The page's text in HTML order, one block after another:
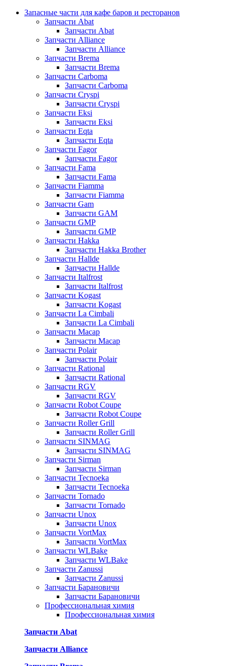
Запасные части для кафе баров и ресторанов
Запчасти Abat
Запчасти Abat
Запчасти Alliance
Запчасти Alliance
Запчасти Brema
Запчасти Brema
Запчасти Carboma
Запчасти Carboma
Запчасти Cryspi
Запчасти Cryspi
Запчасти Eksi
Запчасти Eksi
Запчасти Eqta
Запчасти Eqta
Запчасти Fagor
Запчасти Fagor
Запчасти Fama
Запчасти Fama
Запчасти Fiamma
Запчасти Fiamma
Запчасти Gam
Запчасти GAM
Запчасти GMP
Запчасти GMP
Запчасти Hakka
Запчасти Hakka Brother
Запчасти Hallde
Запчасти Hallde
Запчасти Italfrost
Запчасти Italfrost
Запчасти Kogast
Запчасти Kogast
Запчасти La Cimbali
Запчасти La Cimbali
Запчасти Macap
Запчасти Macap
Запчасти Polair
Запчасти Polair
Запчасти Rational
Запчасти Rational
Запчасти RGV
Запчасти RGV
Запчасти Robot Coupe
Запчасти Robot Coupe
Запчасти Roller Grill
Запчасти Roller Grill
Запчасти SINMAG
Запчасти SINMAG
Запчасти Sirman
Запчасти Sirman
Запчасти Tecnoeka
Запчасти Tecnoeka
Запчасти Tornado
Запчасти Tornado
Запчасти Unox
Запчасти Unox
Запчасти VortMax
Запчасти VortMax
Запчасти WLBake
Запчасти WLBake
Запчасти Zanussi
Запчасти Zanussi
Запчасти Барановичи
Запчасти Барановичи
Профессиональная химия
Профессиональная химия
Запчасти Abat
Запчасти Alliance